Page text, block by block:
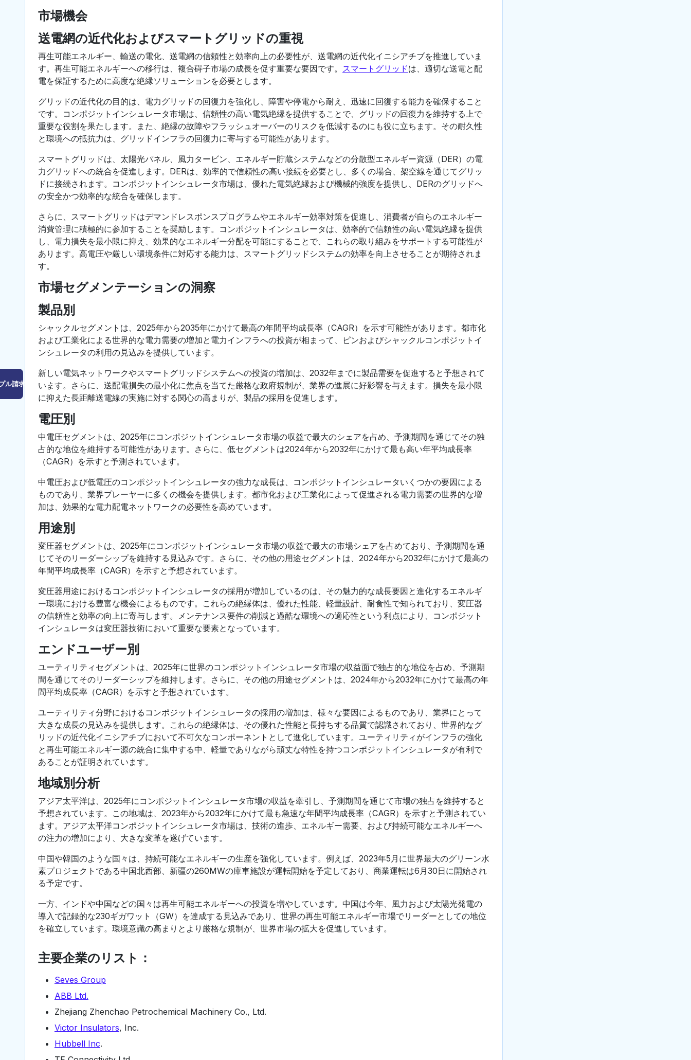
ル請求はこちら
市場機会
送電網の近代化およびスマートグリッドの重視
再生可能エネルギー、輸送の電化、送電網の信頼性と効率向上の必要性が、送電網の近代化イニシアチブを推進していま
す。再生可能エネルギーへの移行は、複合碍子市場の成長を促す重要な要因です。 スマートグリッドは、適切な送電と配
電を保証するために高度な絶縁ソリューションを必要とします。
グリッドの近代化の目的は、電力グリッドの回復力を強化し、障害や停電から耐え、迅速に回復する能力を確保すること
です。コンポジットインシュレータ市場は、信頼性の高い電気絶縁を提供することで、グリッドの回復力を維持する上で
重要な役割を果たします。また、絶縁の故障やフラッシュオーバーのリスクを低減するのにも役に立ちます。その耐久性
と環境への抵抗力は、グリッドインフラの回復力に寄与する可能性があります。
スマートグリッドは、太陽光パネル、風力タービン、エネルギー貯蔵システムなどの分散型エネルギー資源（DER）の電
力グリッドへの統合を促進します。DERは、効率的で信頼性の高い接続を必要とし、多くの場合、架空線を通じてグリッ
ドに接続されます。コンポジットインシュレータ市場は、優れた電気絶縁および機械的強度を提供し、DERのグリッドへ
の安全かつ効率的な統合を確保します。
さらに、スマートグリッドはデマンドレスポンスプログラムやエネルギー効率対策を促進し、消費者が自らのエネルギー
消費管理に積極的に参加することを奨励します。コンポジットインシュレータは、効率的で信頼性の高い電気絶縁を提供
し、電力損失を最小限に抑え、効果的なエネルギー分配を可能にすることで、これらの取り組みをサポートする可能性が
あります。高電圧や厳しい環境条件に対応する能力は、スマートグリッドシステムの効率を向上させることが期待されま
す。
市場セグメンテーションの洞察
製品別
シャックルセグメントは、2025年から2035年にかけて最高の年間平均成長率（CAGR）を示す可能性があります。都市化
および工業化による世界的な電力需要の増加と電力インフラへの投資が相まって、ピンおよびシャックルコンポジットイ
ンシュレータの利用の見込みを提供しています。
新しい電気ネットワークやスマートグリッドシステムへの投資の増加は、2032年までに製品需要を促進すると予想されて
います。さらに、送配電損失の最小化に焦点を当てた厳格な政府規制が、業界の進展に好影響を与えます。損失を最小限
に抑えた長距離送電線の実施に対する関心の高まりが、製品の採用を促進します。
電圧別
中電圧セグメントは、2025年にコンポジットインシュレータ市場の収益で最大のシェアを占め、予測期間を通じてその独
占的な地位を維持する可能性があります。さらに、低セグメントは2024年から2032年にかけて最も高い年平均成長率
（CAGR）を示すと予測されています。
中電圧および低電圧のコンポジットインシュレータの強力な成長は、コンポジットインシュレータいくつかの要因による
ものであり、業界プレーヤーに多くの機会を提供します。都市化および工業化によって促進される電力需要の世界的な増
加は、効果的な電力配電ネットワークの必要性を高めています。
用途別
変圧器セグメントは、2025年にコンポジットインシュレータ市場の収益で最大の市場シェアを占めており、予測期間を通
じてそのリーダーシップを維持する見込みです。さらに、その他の用途セグメントは、2024年から2032年にかけて最高の
年間平均成長率（CAGR）を示すと予想されています。
変圧器用途におけるコンポジットインシュレータの採用が増加しているのは、その魅力的な成長要因と進化するエネルギ
ー環境における豊富な機会によるものです。これらの絶縁体は、優れた性能、軽量設計、耐食性で知られており、変圧器
の信頼性と効率の向上に寄与します。メンテナンス要件の削減と過酷な環境への適応性という利点により、コンポジット
インシュレータは変圧器技術において重要な要素となっています。
エンドユーザー別
ユーティリティセグメントは、2025年に世界のコンポジットインシュレータ市場の収益面で独占的な地位を占め、予測期
間を通じてそのリーダーシップを維持します。さらに、その他の用途セグメントは、2024年から2032年にかけて最高の年
間平均成長率（CAGR）を示すと予想されています。
ユーティリティ分野におけるコンポジットインシュレータの採用の増加は、様々な要因によるものであり、業界にとって
大きな成長の見込みを提供します。これらの絶縁体は、その優れた性能と長持ちする品質で認識されており、世界的なグ
リッドの近代化イニシアチブにおいて不可欠なコンポーネントとして進化しています。ユーティリティがインフラの強化
と再生可能エネルギー源の統合に集中する中、軽量でありながら頑丈な特性を持つコンポジットインシュレータが有利で
あることが証明されています。
地域別分析
アジア太平洋は、2025年にコンポジットインシュレータ市場の収益を牽引し、予測期間を通じて市場の独占を維持すると
予想されています。この地域は、2023年から2032年にかけて最も急速な年間平均成長率（CAGR）を示すと予測されてい
ます。アジア太平洋コンポジットインシュレータ市場は、技術の進歩、エネルギー需要、および持続可能なエネルギーへ
の注力の増加により、大きな変革を遂げています。
中国や韓国のような国々は、持続可能なエネルギーの生産を強化しています。例えば、2023年5月に世界最大のグリーン水
素プロジェクトである中国北西部、新疆の260MWの庫車施設が運転開始を予定しており、商業運転は6月30日に開始され
る予定です。
一方、インドや中国などの国々は再生可能エネルギーへの投資を増やしています。中国は今年、風力および太陽光発電の
導入で記録的な230ギガワット（GW）を達成する見込みであり、世界の再生可能エネルギー市場でリーダーとしての地位
を確立しています。環境意識の高まりとより厳格な規制が、世界市場の拡大を促進しています。
主要企業のリスト：
Seves Group
ABB Ltd.
Zhejiang Zhenchao Petrochemical Machinery Co., Ltd.
Victor Insulators, Inc.
Hubbell Inc.